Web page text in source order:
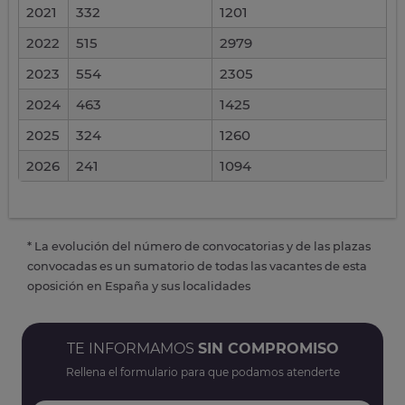
2021 332
1201
2022
515
2979
2023
554
2305
2024
463
1425
2025
324
1260
2026
241 1094
* La evolución del número de convocatorias y de las plazas
convocadas es un sumatorio de todas las vacantes de esta
oposición en España y sus localidades
TE INFORMAMOS SIN COMPROMISO
Rellena el formulario para que podamos atenderte